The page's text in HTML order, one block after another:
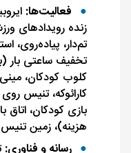
فعالیت‌ها:
زنده رویدادهای
تم‌دار، پیاده‌روی،
تخفیف ساعتی بار
کلوب کودکان،
کارائوکه، تنیس
هزینه)، زمین
رسانه و فناوری: